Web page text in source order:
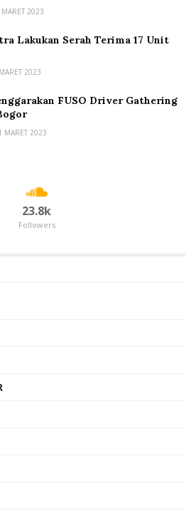
2023
Lakukan Serah Terima 17 Unit
2023
FUSO Driver Gathering
MARET 2023
23.8k
Followers